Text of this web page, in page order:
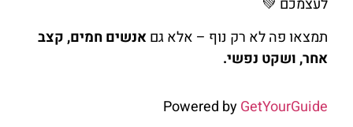
לעצמכם 💚
תמצאו פה לא רק נוף – אלא גםאנשים חמים, קצב
אחר, ושקט נפשי.
Powered byGetYourGuide